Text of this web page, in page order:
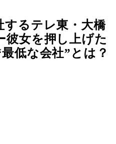
するテレ東・大橋
彼女を押し上げた
低な会社”とは？